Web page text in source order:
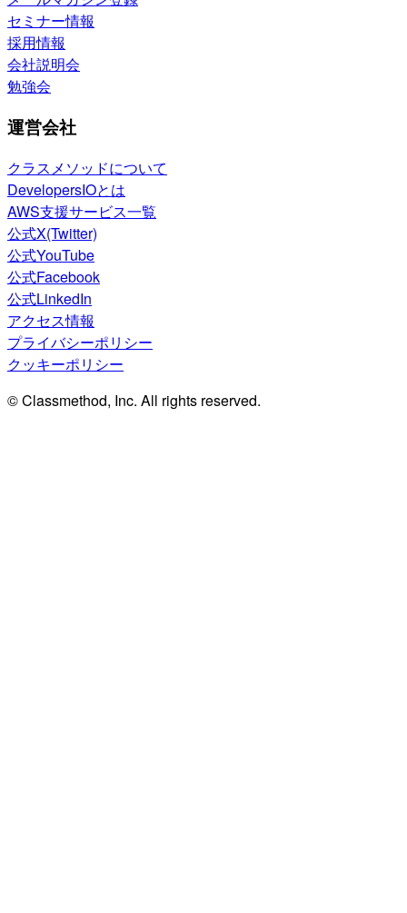
セミナー情報
採用情報
会社説明会
勉強会
運営会社
クラスメソッドについて
DevelopersIOとは
AWS支援サービス一覧
公式X(Twitter)
公式YouTube
公式Facebook
公式LinkedIn
アクセス情報
プライバシーポリシー
クッキーポリシー
© Classmethod, Inc. All rights reserved.